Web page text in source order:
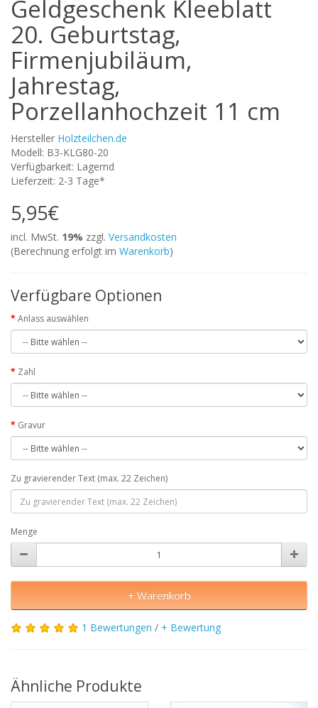
Geldgeschenk Kleeblatt
20. Geburtstag,
Firmenjubiläum,
Jahrestag,
Porzellanhochzeit 11 cm
Hersteller Holzteilchen.de
Modell: B3-KLG80-20
Verfügbarkeit: Lagernd
Lieferzeit: 2-3 Tage*
5,95€
incl. MwSt. 19% zzgl. Versandkosten
(Berechnung erfolgt im Warenkorb)
Verfügbare Optionen
Anlass auswählen
Zahl
Gravur
Zu gravierender Text (max. 22 Zeichen)
Menge
+ Warenkorb
1 Bewertungen / + Bewertung
Ähnliche Produkte